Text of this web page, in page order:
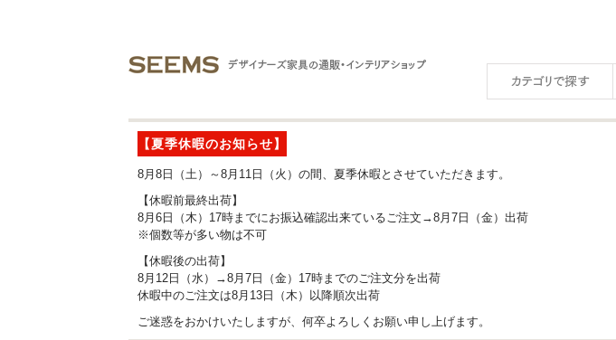
【夏季休暇のお知らせ】
8月8日（土）～8月11日（火）の間、夏季休暇とさせていただきます。
【休暇前最終出荷】
8月6日（木）17時までにお振込確認出来ているご注文→8月7日（金）出荷
※個数等が多い物は不可
【休暇後の出荷】
8月12日（水）→8月7日（金）17時までのご注文分を出荷
休暇中のご注文は8月13日（木）以降順次出荷
ご迷惑をおかけいたしますが、何卒よろしくお願い申し上げます。